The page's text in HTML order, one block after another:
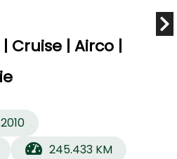
| Cruise | Airco |
2010
245.433 KM